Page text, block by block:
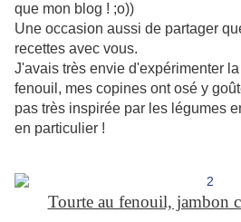
que mon blog ! ;o))
Une occasion aussi de partager
recettes avec vous.
J'avais très envie d'expérimenter
fenouil, mes copines ont osé y
pas très inspirée par les légumes
en particulier !
Tourte au fenouil, jambon